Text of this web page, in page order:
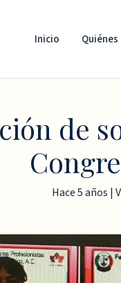
Inicio
de
Hace 5 años |